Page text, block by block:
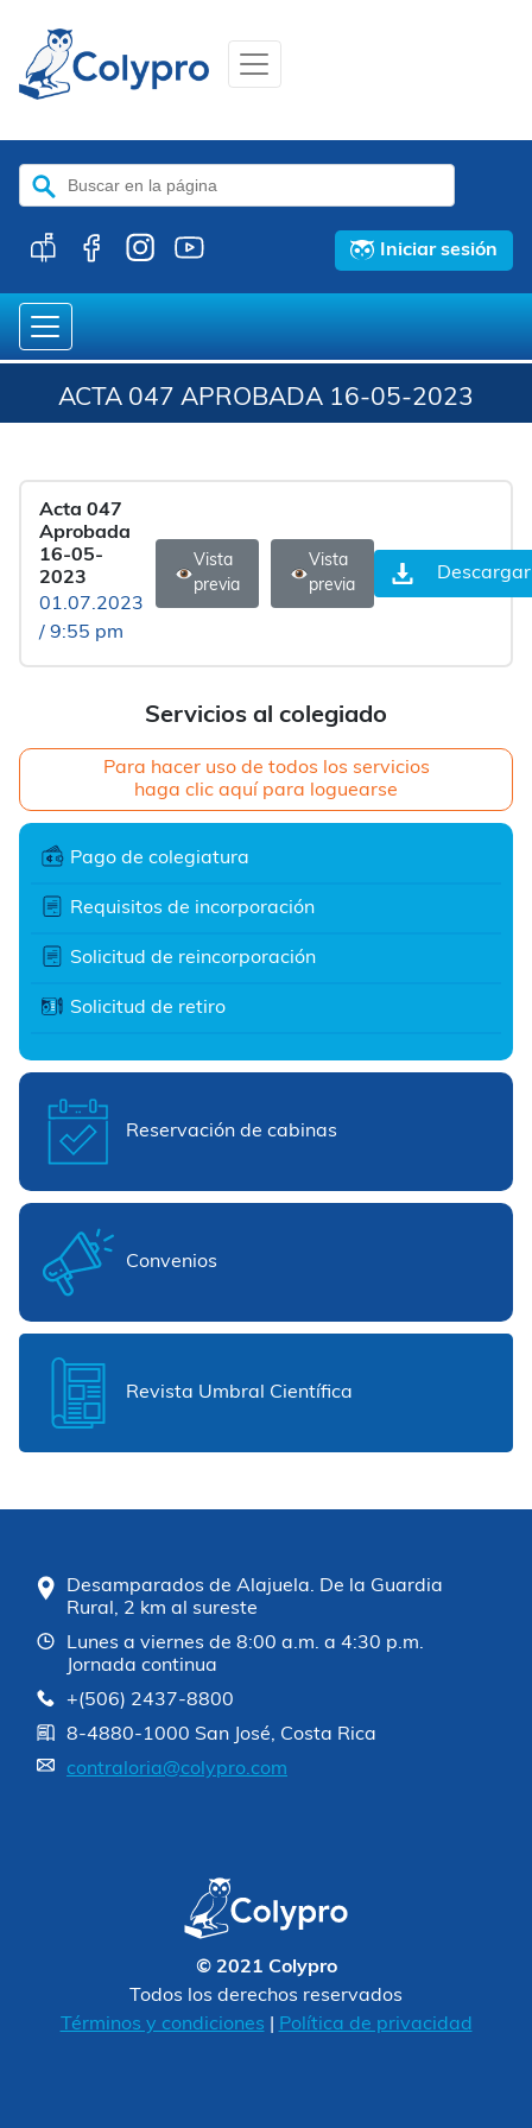
Buscar:
Iniciar sesión
ACTA 047 APROBADA 16-05-2023
Servicios al colegiado
Para hacer uso de todos los servicios
haga clic aquí para loguearse
Pago de colegiatura
Requisitos de incorporación
Solicitud de reincorporación
Solicitud de retiro
Reservación de cabinas
Convenios
Revista Umbral Científica
Acta 047
Aprobada
16-05-
2023
01.07.2023
/ 9:55 pm
Vista
previa
Vista
previa
Descargar
Desamparados de Alajuela. De la Guardia
Rural, 2 km al sureste
Lunes a viernes de 8:00 a.m. a 4:30 p.m.
Jornada continua
+(506) 2437-8800
8-4880-1000 San José, Costa Rica
contraloria@colypro.com
© 2021 Colypro
Todos los derechos reservados
Términos y condiciones
Política de privacidad